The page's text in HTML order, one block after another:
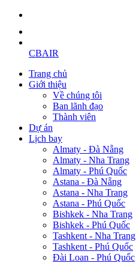
CBAIR
Trang chủ
Giới thiệu
Về chúng tôi
Ban lãnh đạo
Thành viên
Dự án
Lịch bay
Almaty - Đà Nẵng
Almaty - Nha Trang
Almaty - Phú Quốc
Astana - Đà Nẵng
Astana - Nha Trang
Astana - Phú Quốc
Bishkek - Nha Trang
Bishkek - Phú Quốc
Tashkent - Nha Trang
Tashkent - Phú Quốc
Đài Loan - Phú Quốc